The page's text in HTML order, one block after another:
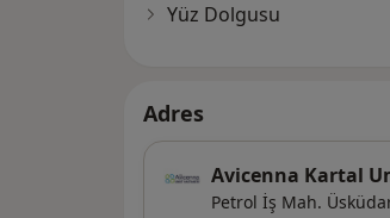
Yüz Dolgusu
Adres
Avicenna Kartal
Petrol İş Mah.